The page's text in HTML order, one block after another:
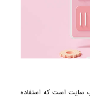
سایت است که استفاده